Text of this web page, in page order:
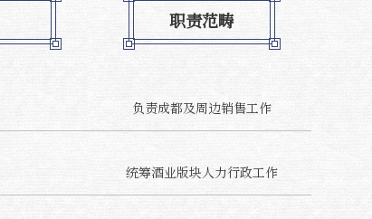
职责范畴
负责成都及周边销售工作
统筹酒业版块人力行政工作